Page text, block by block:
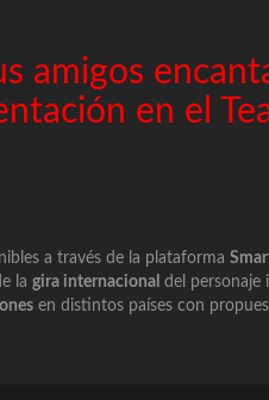
amigos
en el
a través de la plataforma
la gira internacional del personaje
en distintos países con